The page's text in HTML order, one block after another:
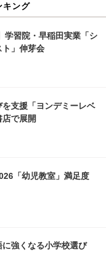
キング
学習院・早稲田実業「シ
ト」伸芽会
支援「ヨンデミーレベ
店で展開
「幼児教室」満足度
強くなる小学校選び